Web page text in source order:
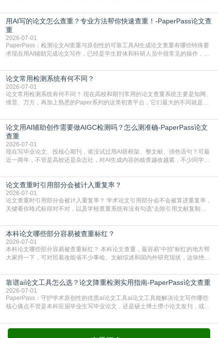
实际情况和大家想的不太一样。AI训练依赖海量公开学术文献、网络内容，生成
内容本质是按照语义概率拼接已有内容，很容易和已发布的作品撞重复，甚至会
直接引用整段已有内容，所以查重率偏高是
用AI写的论文怎么查重？专业方法帮你快速查重！-PaperPass论文查
重
2026-07-01
PaperPass：检测论文AI查重与原创性的可靠工具AI生成论文查重有哪些特殊要
求现在用AI辅助完成论文写作，已经是学生群体和科研人员中很常见的操作，不
但很多人忽略了，AI生成的内容天生带有重复风险——训练AI的数据集本身就包
含大量已公开的学术内容、网络原创内容，AI输出内容时很容易无意识拼接出重
复片
论文常用检测系统有何不同？
2026-07-01
论文常用检测系统有何不同？ 现在高校和期刊常用的论文查重系统主要是知网、
维普、万方，再加上熟悉的Paper系列的这类初查平台，它们最大的不同就是数
查数值误导。知网（CNKI）是学校定稿检测的绝对主流。本科用PMLC，含大学
生联合比对库，能比历届学长论文，硕博用VIP/TMLC，含学术论文联合比对
库，期刊投稿用AMLMC/SML
论文用AI辅助创作需要做AIGC检测吗？怎么测准确-PaperPass论文
查重
2026-07-01
现在写毕业论文、投核心期刊，谁没试过用AI搭框架、整文献、润色语句？可最
近一两年，不管是高校还是杂志社，对AI生成内容的核查越收越紧，不少同学投
真的太亏。提前做AIGC检测，已经成了很多过来人交稿前必做的一步。为什么
AIGC检测成了论文答辩投稿前的必备项？可能还有不少人觉得，我就用AI搭了个
框架，内容都是自己写的，至于做AIG
论文查重时引用部分会被计入重复率？
2026-07-01
论文查重时引用部分会被计入重复率？ 学术论文引用部分会不会被算进重复率，
关键看你格式标得对不对，以及学校查重系统有没有勾选“去除引用文献复制
独占一行，每条文献用[1][2]方括号编号、与正文一一对应，著录项符合GB/T
7714（作者、题名、刊名、年、卷期、页码齐全，标点用半角）；查重系统识别
成功后通常把这段标为引用，
本科论文哪些部分容易被查重标红？
2026-07-01
本科论文哪些部分容易被查重标红？ 本科论文查重，最容易“中招“标红的地方帮
大家捋一下，可对照着改能省不少事哈。文献综述和国内外研究现状，这块绝对
乎一模一样的话，你要是直接复制百度百科、教材或别人写好的综述段落，系统
一抓一个准，整段飘红。研究背景、意义和方法描述也是不可避免，比如“本文采
用问卷调查法““运用SPSS软件进行数据分
靠谱ai论文工具怎么选？论文降重检测实用指南-PaperPass论文查重
2026-07-01
PaperPass：守护学术原创性的优质ai论文工具ai论文工具能解决论文写作哪些
核心痛点不管是本科应届毕业生写毕业论文，还是硕士博士攒小论文发刊，或是
自己逐句读逐句改，熬好几个大夜不说，还经常改不到点上，交上去才发现重复
率超标，再返工太折腾。现在有了成熟的ai论文工具，这些痛点基本都能高效解